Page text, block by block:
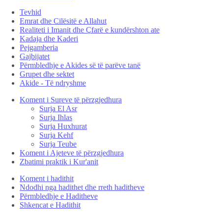
Tevhid
Emrat dhe Cilësitë e Allahut
Realiteti i Imanit dhe Çfarë e kundërshton ate
Kadaja dhe Kaderi
Pejgamberia
Gajbijatet
Përmbledhje e Akides së të parëve tanë
Grupet dhe sektet
Akide - Të ndryshme
Koment i Sureve të përzgjedhura
Surja El Asr
Surja Ihlas
Surja Huxhurat
Surja Kehf
Surja Teube
Koment i Ajeteve të përzgjedhura
Zbatimi praktik i Kur'anit
Koment i hadithit
Ndodhi nga hadithet dhe rreth haditheve
Përmbledhje e Haditheve
Shkencat e Hadithit